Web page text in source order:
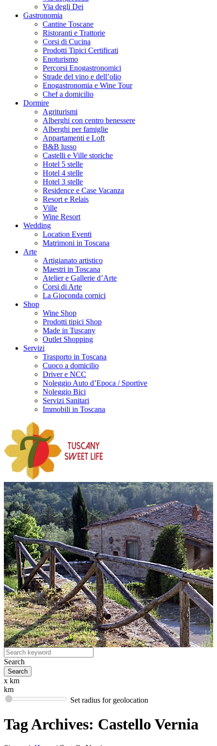
Via degli Dei
Gastronomia
Cantine Toscane
Ristoranti e Trattorie
Corsi di Cucina
Prodotti Tipici Certificati
Enoturismo
Percorsi Enogastronomici
Strade del vino e dell’olio
Enogastronomia e Wine Tour
Chef a domicilio
Dormire
Agriturismi
Alberghi con centro benessere
Alberghi per famiglie
Appartamenti e Loft
B&B lusso
Castelli e Ville storiche
Hotel 5 stelle
Hotel 4 stelle
Hotel 3 stelle
Residence e Case Vacanza
Resort e Relais
Ville
Wine Resort
Wedding
Location Eventi
Matrimoni in Toscana
Arte
Artigianato artistico
Maestri in Toscana
Atelier e Gallerie d’Arte
Corsi di Arte
La Gioconda cornici
Shop
Wine Shop
Prodotti tipici Shop
Made in Tuscany
Outlet Shopping
Servizi
Trasporto in Toscana
Cuoco a domicilio
Driver e NCC
Noleggio Auto d’Epoca / Sportive
Noleggio Bici
Servizi Sanitari
Immobili in Toscana
Search
x km
km
Set radius for geolocation
Tag Archives: Castello Vernia